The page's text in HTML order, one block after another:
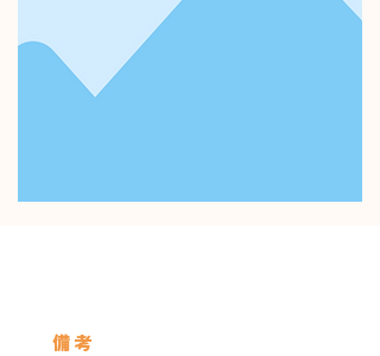
備考